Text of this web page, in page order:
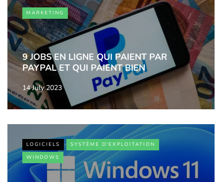
MARKETING
9 JOBS EN LIGNE QUI PAIENT PAR
PAYPAL ET QUI PAIENT BIEN
14 July 2023
LOGICIELS
SYSTÈME D'EXPLOITATION
WINDOWS